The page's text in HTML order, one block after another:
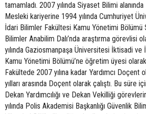
tamamladı. 2007 yılında Siyaset Bilimi alanında
Mesleki kariyerine 1994 yılında Cumhuriyet
İdari Bilimler Fakültesi Kamu Yönetimi Bölümü
Bilimler Anabilim Dalı’nda araştırma görevlisi
yılında Gaziosmanpaşa Üniversitesi İktisadi
Kamu Yönetimi Bölümü’ne öğretim üyesi olarak
Fakültede 2007 yılına kadar Yardımcı Doçent
yılları arasında Doçent olarak çalıştı. Bu süre
Dekan Yardımcılığı ve Dekan Vekilliği
yılında Polis Akademisi Başkanlığı Güvenlik